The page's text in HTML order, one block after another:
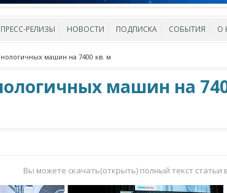
ПРЕСС-РЕЛИЗЫ НОВОСТИ ПОДПИСКА СОБЫТИЯ О
машин на 7400 кв. м
машин на
Вы можете скачать(открыть) полный текст статьи